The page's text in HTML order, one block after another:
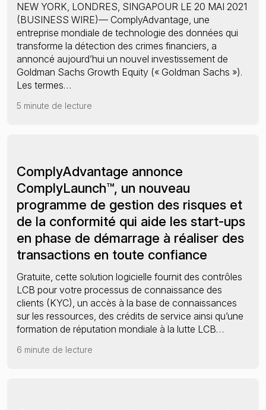
NEW YORK, LONDRES, SINGAPOUR LE 20 MAI 2021
(BUSINESS WIRE)— ComplyAdvantage, une
entreprise mondiale de technologie des données qui
transforme la détection des crimes financiers, a
annoncé aujourd’hui un nouvel investissement de
Goldman Sachs Growth Equity (« Goldman Sachs »).
Les termes…
5 minute de lecture
ComplyAdvantage annonce
ComplyLaunch™, un nouveau
programme de gestion des risques et
de la conformité qui aide les start-ups
en phase de démarrage à réaliser des
transactions en toute confiance
Gratuite, cette solution logicielle fournit des contrôles
LCB pour votre processus de connaissance des
clients (KYC), un accès à la base de connaissances
sur les ressources, des crédits de service ainsi qu’une
formation de réputation mondiale à la lutte LCB…
6 minute de lecture